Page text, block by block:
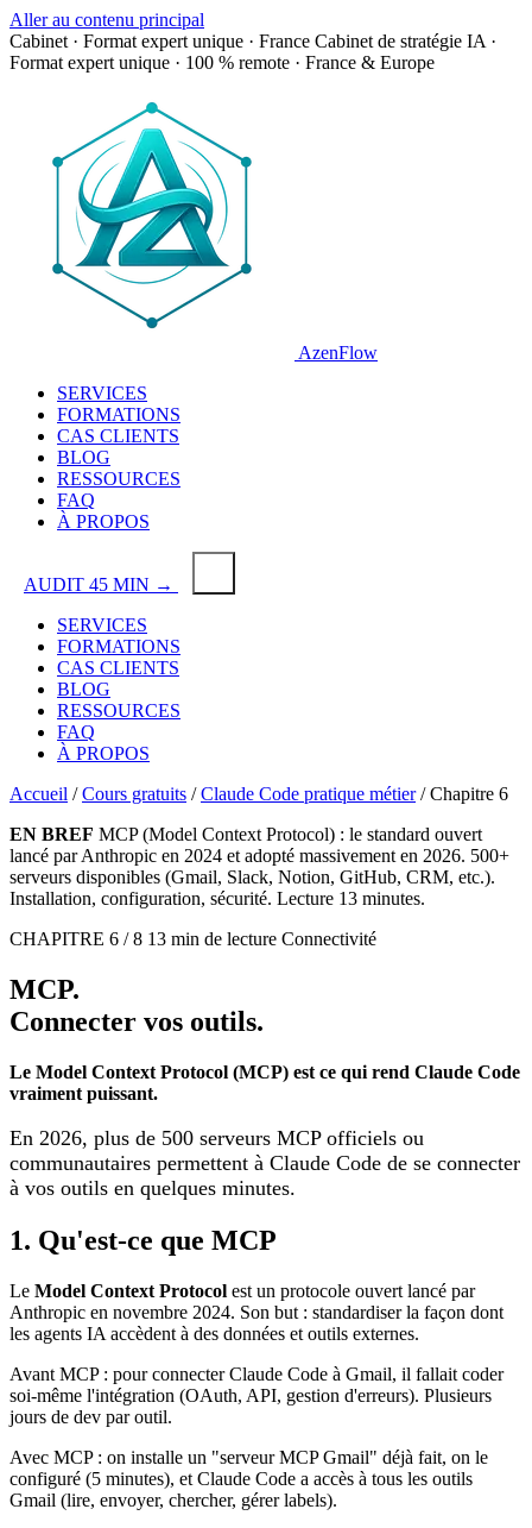
Aller au contenu principal
Cabinet · Format expert unique · France Cabinet de stratégie IA ·
Format expert unique · 100 % remote · France & Europe
AzenFlow
SERVICES
FORMATIONS
CAS CLIENTS
BLOG
RESSOURCES
FAQ
À PROPOS
AUDIT 45 MIN →
SERVICES
FORMATIONS
CAS CLIENTS
BLOG
RESSOURCES
FAQ
À PROPOS
Accueil / Cours gratuits / Claude Code pratique métier / Chapitre 6
EN BREF MCP (Model Context Protocol) : le standard ouvert
lancé par Anthropic en 2024 et adopté massivement en 2026. 500+
serveurs disponibles (Gmail, Slack, Notion, GitHub, CRM, etc.).
Installation, configuration, sécurité. Lecture 13 minutes.
CHAPITRE 6 / 8 13 min de lecture Connectivité
MCP.
Connecter vos outils.
Le Model Context Protocol (MCP) est ce qui rend Claude Code
vraiment puissant.
En 2026, plus de 500 serveurs MCP officiels ou
communautaires permettent à Claude Code de se connecter
à vos outils en quelques minutes.
1. Qu'est-ce que MCP
Le Model Context Protocol est un protocole ouvert lancé par
Anthropic en novembre 2024. Son but : standardiser la façon dont
les agents IA accèdent à des données et outils externes.
Avant MCP : pour connecterClaude Code à Gmail, il fallait coder
soi-même l'intégration (OAuth, API, gestion d'erreurs). Plusieurs
jours de dev par outil.
Avec MCP : on installe un "serveur MCP Gmail" déjà fait, on le
configuré (5 minutes), et Claude Code a accès à tous les outils
Gmail (lire, envoyer, chercher, gérer labels).